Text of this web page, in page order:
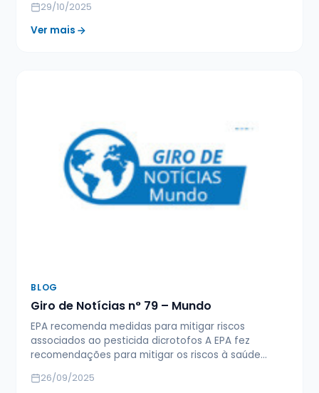
29/10/2025
Ver mais
BLOG
Giro de Notícias n° 79 – Mundo
EPA recomenda medidas para mitigar riscos
associados ao pesticida dicrotofos A EPA fez
recomendações para mitigar os riscos à saúde…
26/09/2025